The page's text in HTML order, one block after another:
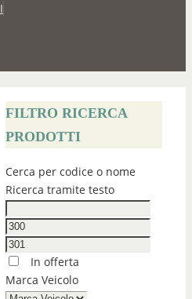
FILTRO RICERCA
PRODOTTI
Cerca per codice o nome
Ricerca tramite testo
In offerta
Marca Veicolo